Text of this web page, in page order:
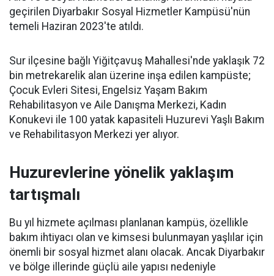
geçirilen Diyarbakır Sosyal Hizmetler Kampüsü'nün
temeli Haziran 2023'te atıldı.
Sur ilçesine bağlı Yiğitçavuş Mahallesi'nde yaklaşık 72
bin metrekarelik alan üzerine inşa edilen kampüste;
Çocuk Evleri Sitesi, Engelsiz Yaşam Bakım
Rehabilitasyon ve Aile Danışma Merkezi, Kadın
Konukevi ile 100 yatak kapasiteli Huzurevi Yaşlı Bakım
ve Rehabilitasyon Merkezi yer alıyor.
Huzurevlerine yönelik yaklaşım
tartışmalı
Bu yıl hizmete açılması planlanan kampüs, özellikle
bakım ihtiyacı olan ve kimsesi bulunmayan yaşlılar için
önemli bir sosyal hizmet alanı olacak. Ancak Diyarbakır
ve bölge illerinde güçlü aile yapısı nedeniyle